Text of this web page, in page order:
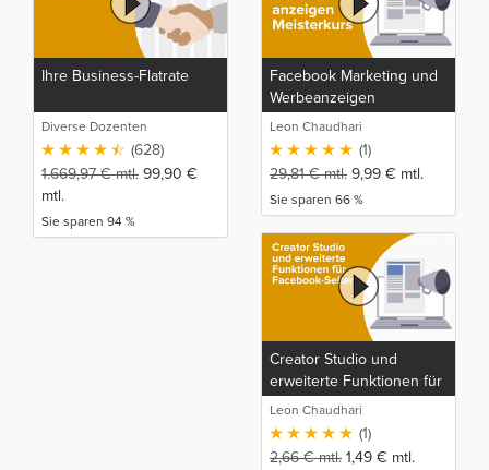
Ihre Business-Flatrate
Diverse Dozenten
(628)
1.669,97€mtl. 99,90 €
mtl.
Sie sparen 94 %
Facebook Marketing und
Werbeanzeigen
Meisterkurs
Leon Chaudhari
(1)
29,81€mtl. 9,99 € mtl.
Sie sparen 66 %
Creator Studio und
erweiterte Funktionen für
Facebook-Seiten
Leon Chaudhari
(1)
2,66€mtl. 1,49 € mtl.